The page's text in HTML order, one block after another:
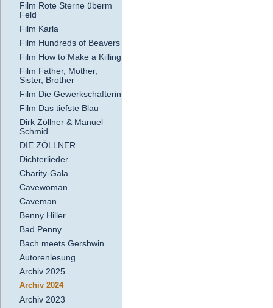
Film Rote Sterne überm
Feld
Film Karla
Film Hundreds of Beavers
Film How to Make a Killing
Film Father, Mother,
Sister, Brother
Film Die Gewerkschafterin
Film Das tiefste Blau
Dirk Zöllner & Manuel
Schmid
DIE ZÖLLNER
Dichterlieder
Charity-Gala
Cavewoman
Caveman
Benny Hiller
Bad Penny
Bach meets Gershwin
Autorenlesung
Archiv 2025
Archiv 2024
Archiv 2023